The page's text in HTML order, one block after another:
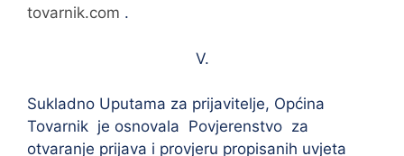
tovarnik.com .
V.
Sukladno Uputama za prijavitelje, Općina
Tovarnik je osnovala Povjerenstvo za
otvaranje prijava i provjeru propisanih uvjeta